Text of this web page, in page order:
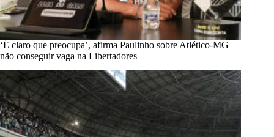
‘É claro que preocupa’, afirma Paulinho sobre Atlético-MG
não conseguir vaga na Libertadores